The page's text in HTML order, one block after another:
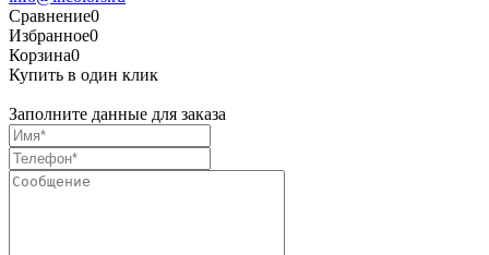
Сравнение0
Избранное0
Корзина0
Купить в один клик
Заполните данные для заказа